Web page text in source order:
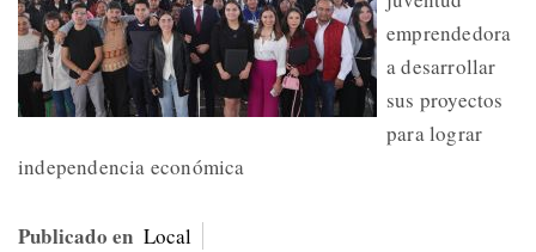
emprendedora
a desarrollar
sus proyectos
para lograr
independencia económica
Publicado en Local